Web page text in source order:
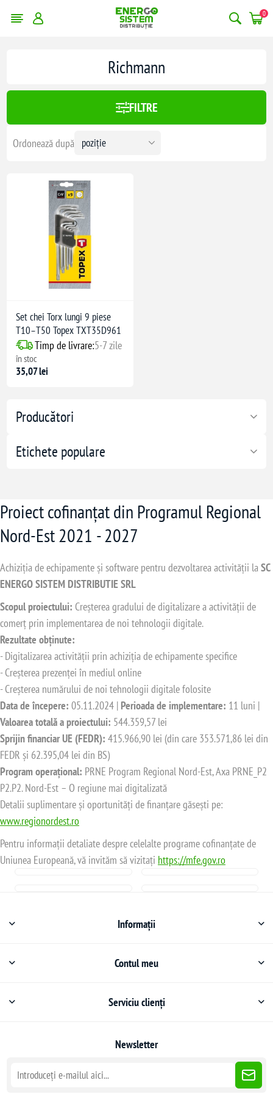
0
Producători
Etichete populare
Richmann
FILTRE
Ordonează după
Set chei Torx lungi 9 piese
T10–T50 Topex TXT35D961
Timp de livrare:5-7 zile
în stoc
35,07 lei
Proiect cofinanțat din Programul Regional
Nord-Est 2021 - 2027
Achiziția de echipamente și software pentru dezvoltarea activității laSC
ENERGO SISTEM DISTRIBUTIE SRL
Scopul proiectului: Creșterea gradului de digitalizare a activității de
comerț prin implementarea de noi tehnologii digitale.
Rezultate obținute:
- Digitalizarea activității prin achiziția de echipamente specifice
- Creșterea prezenței în mediul online
- Creșterea numărului de noi tehnologii digitale folosite
Data de începere: 05.11.2024 | Perioada de implementare: 11 luni |
Valoarea totală a proiectului: 544.359,57 lei
Sprijin financiar UE (FEDR): 415.966,90 lei (din care 353.571,86 lei din
FEDR și 62.395,04 lei din BS)
Program operațional: PRNE Program Regional Nord-Est, Axa PRNE_P2
P2.P2. Nord-Est – O regiune mai digitalizată
Detalii suplimentare și oportunități de finanțare găsești pe:
www.regionordest.ro
Pentru informații detaliate despre celelalte programe cofinanțate de
Uniunea Europeană, vă invităm să vizitați https://mfe.gov.ro
Informații
Contul meu
Serviciu clienți
Newsletter